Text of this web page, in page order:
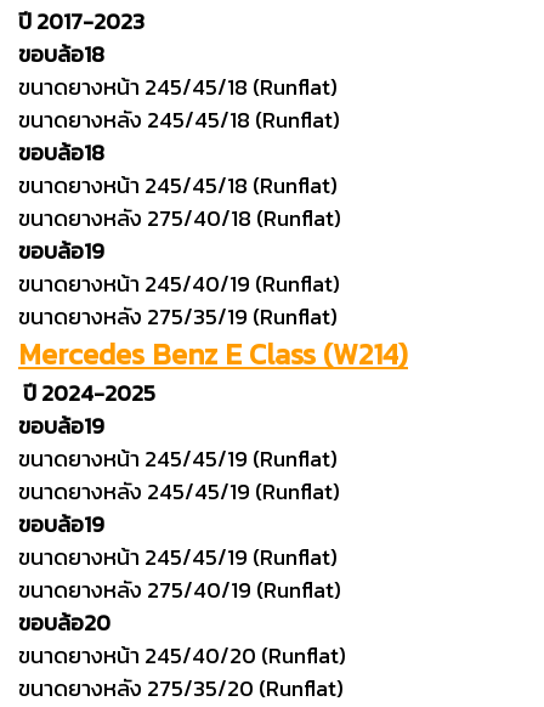
ปี 2017-2023
ขอบล้อ18
ขนาดยางหน้า 245/45/18 (Runflat)
ขนาดยางหลัง 245/45/18 (Runflat)
ขอบล้อ18
ขนาดยางหน้า 245/45/18 (Runflat)
ขนาดยางหลัง 275/40/18 (Runflat)
ขอบล้อ19
ขนาดยางหน้า 245/40/19 (Runflat)
ขนาดยางหลัง 275/35/19 (Runflat)
Mercedes Benz E Class (W214)
ปี 2024-2025
ขอบล้อ19
ขนาดยางหน้า 245/45/19 (Runflat)
ขนาดยางหลัง 245/45/19 (Runflat)
ขอบล้อ19
ขนาดยางหน้า 245/45/19 (Runflat)
ขนาดยางหลัง 275/40/19 (Runflat)
ขอบล้อ20
ขนาดยางหน้า 245/40/20 (Runflat)
ขนาดยางหลัง 275/35/20 (Runflat)